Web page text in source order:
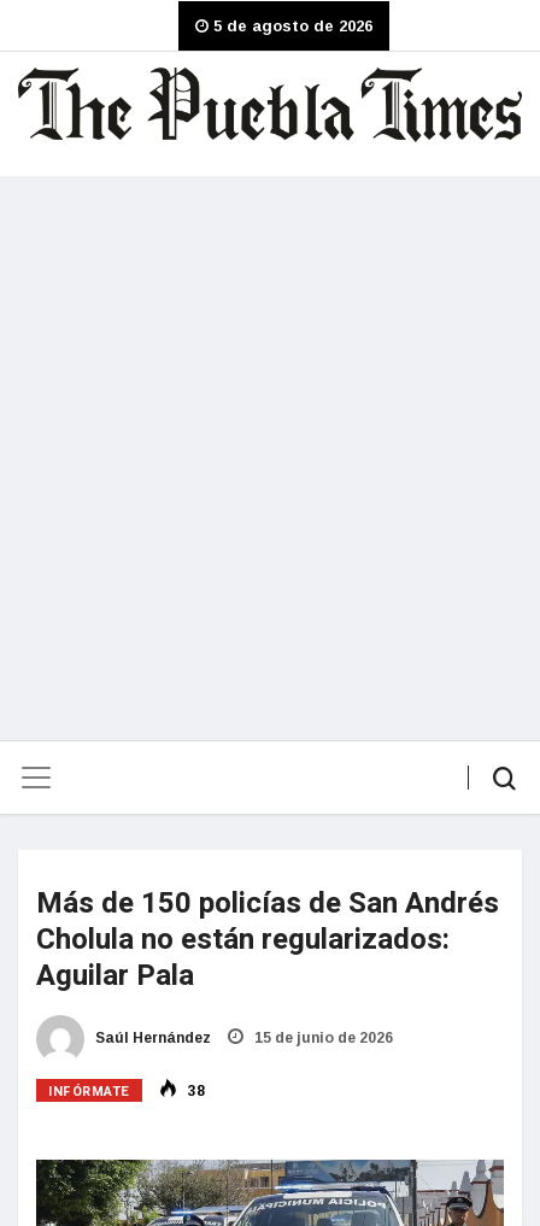
5 de agosto de 2026
Más de 150 policías de San Andrés
Cholula no están regularizados:
Aguilar Pala
Saúl Hernández 15 de junio de 2026
INFÓRMATE 38